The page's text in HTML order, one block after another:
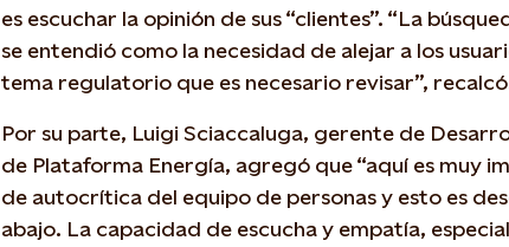
es escuchar la opinión de sus “clientes”. “La
se entendió como la necesidad de alejar a los
tema regulatorio que es necesario revisar”,
Por su parte, Luigi Sciaccaluga, gerente de
de Plataforma Energía, agregó que “aquí es muy
de autocrítica del equipo de personas y esto es
abajo. La capacidad de escucha y empatía,